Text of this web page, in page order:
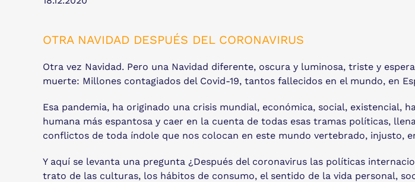
OTRA NAVIDAD DESPUÉS DEL CORONAVIRUS
Otra vez Navidad. Pero una Navidad diferente, oscura y luminosa, triste y
muerte: Millones contagiados del Covid-19, tantos fallecidos en el mundo, en
Esa pandemia, ha originado una crisis mundial, económica, social,
humana más espantosa y caer en la cuenta de todas esas tramas políticas,
conflictos de toda índole que nos colocan en este mundo vertebrado, injusto,
Y aquí se levanta una pregunta ¿Después del coronavirus las políticas
trato de las culturas, los hábitos de consumo, el sentido de la vida personal,